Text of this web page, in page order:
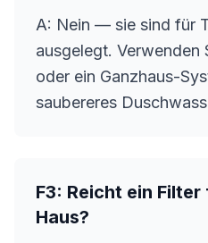
A: Nein — sie sind für
ausgelegt. Verwenden
oder ein Ganzhaus-
saubereres
F3: Reicht ein
Haus?